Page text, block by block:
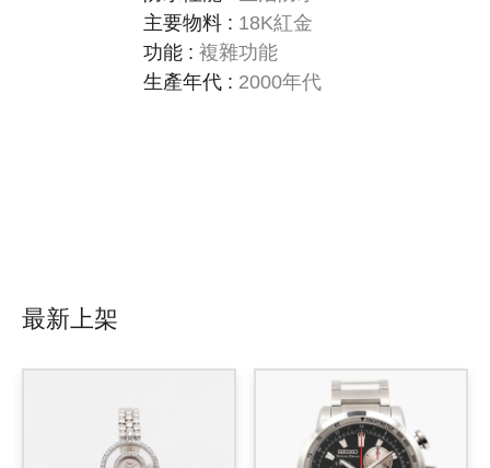
主要物料 : 18K紅金
功能 : 複雜功能
生產年代 : 2000年代
最新上架